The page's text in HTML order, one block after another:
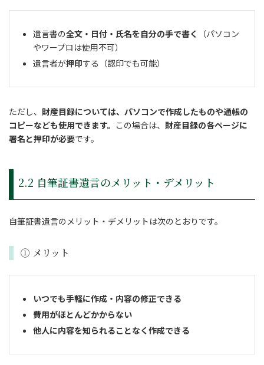
遺言書の全文・日付・氏名を自分の手で書く
（パソコン
やワープロは使用不可）
遺言者が押印する（認印でも可能）
ただし、 財産目録については、パソコンで作成したものや通帳の
コピーなども使用できます。 この場合は、 財産目録の各ページに
署名と押印が必要です。
2.2 自筆証書遺言のメリット・デメリット
自筆証書遺言のメリット・デメリットは次のとおりです。
① メリット
いつでも手軽に作成・内容の修正できる
費用がほとんどかからない
他人に内容を知られることなく作成できる